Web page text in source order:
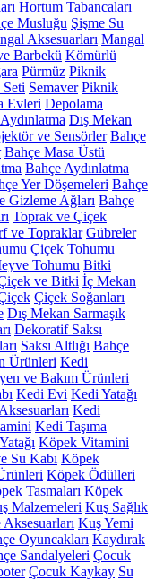
Hortum Tabancaları
Musluğu Şişme Su
Aksesuarları Mangal
Barbekü Kömürlü
Pürmüz Piknik
Semaver Piknik
Evleri Depolama
Dış Mekan
ve Sensörler Bahçe
Bahçe Masa Üstü
Bahçe Aydınlatma
Yer Döşemeleri Bahçe
Gizleme Ağları Bahçe
Toprak ve Çiçek
ve Topraklar Gübreler
Çiçek Tohumu
Tohumu Bitki
ve Bitki İç Mekan
Çiçek Soğanları
Dış Mekan Sarmaşık
Dekoratif Saksı
Saksı Altlığı Bahçe
Ürünleri Kedi
ve Bakım Ürünleri
Kedi Evi Kedi Yatağı
Kedi
Kedi Taşıma
Köpek Vitamini
Su Kabı Köpek
Köpek Ödülleri
Tasmaları Köpek
Malzemeleri Kuş Sağlık
Kuş Yemi
Oyuncakları Kaydırak
Sandalyeleri Çocuk
Çocuk Kaykay Su